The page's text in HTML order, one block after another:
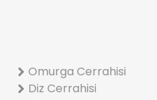
Omurga Cerrahisi
Diz Cerrahisi